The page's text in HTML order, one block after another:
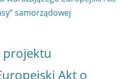
projektu
Akt o